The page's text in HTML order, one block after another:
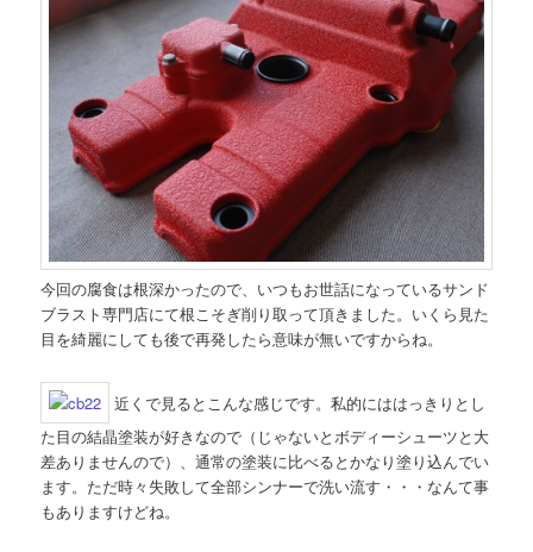
今回の腐食は根深かったので、いつもお世話になっているサンド
ブラスト専門店にて根こそぎ削り取って頂きました。いくら見た
目を綺麗にしても後で再発したら意味が無いですからね。
近くで見るとこんな感じです。私的にははっきりとし
た目の結晶塗装が好きなので（じゃないとボディーシューツと大
差ありませんので）、通常の塗装に比べるとかなり塗り込んでい
ます。ただ時々失敗して全部シンナーで洗い流す・・・なんて事
もありますけどね。